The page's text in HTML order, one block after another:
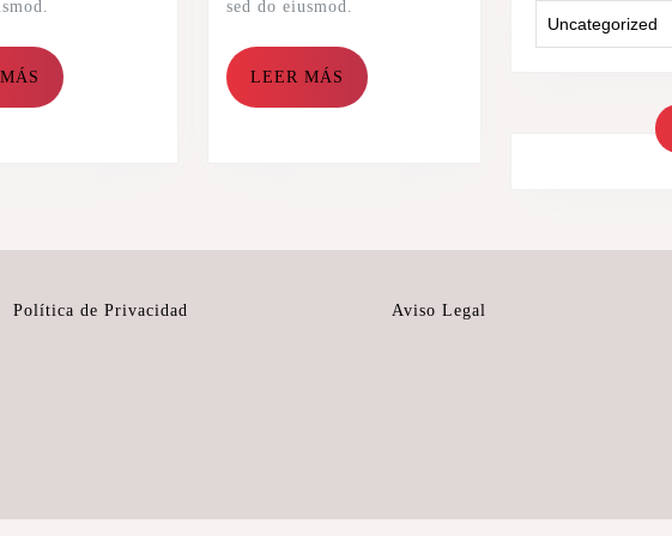
sed do eiusmod.
LEER MÁS
Política de Privacidad Aviso Legal